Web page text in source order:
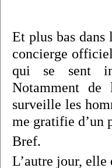
Et plus bas
concierge
qui se sent
Notamment
surveille les
me gratifie d’un
Bref.
L’autre jour, elle